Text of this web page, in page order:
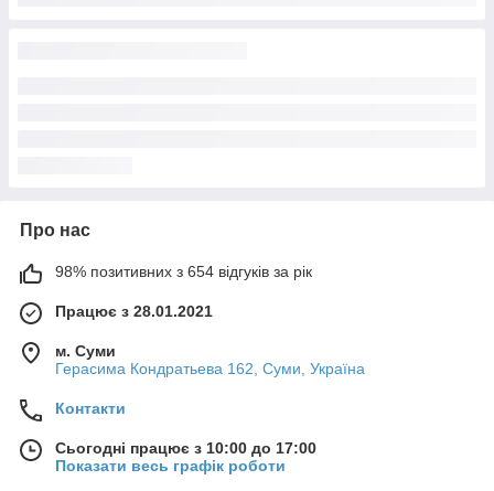
Про нас
98% позитивних з 654 відгуків за рік
Працює з 28.01.2021
м. Суми
Герасима Кондратьева 162, Суми, Україна
Контакти
Сьогодні працює з 10:00 до 17:00
Показати весь графік роботи